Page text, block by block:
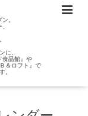
。
ンに、
食品館』や
＆ロフト』で
。